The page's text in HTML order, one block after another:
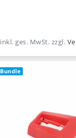
inkl. ges. MwSt. zzgl.
Bundle